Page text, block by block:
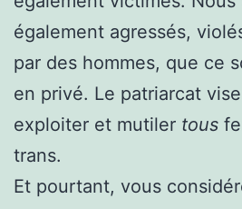
également agressés,
par des hommes, que ce
en privé. Le patriarcat
exploiter et mutiler tous
trans.
Et pourtant, vous